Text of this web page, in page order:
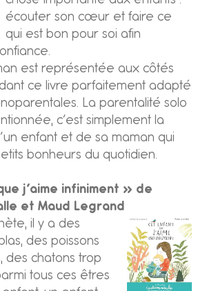
écouter son cœur et faire ce
qui est bon pour soi afin
est représentée aux côtés
ce livre parfaitement adapté
La parentalité solo
c’est simplement la
enfant et de sa maman qui
bonheurs du quotidien.
j’aime infiniment » de
et Maud Legrand
il y a des
des poissons
des chatons trop
tous ces êtres